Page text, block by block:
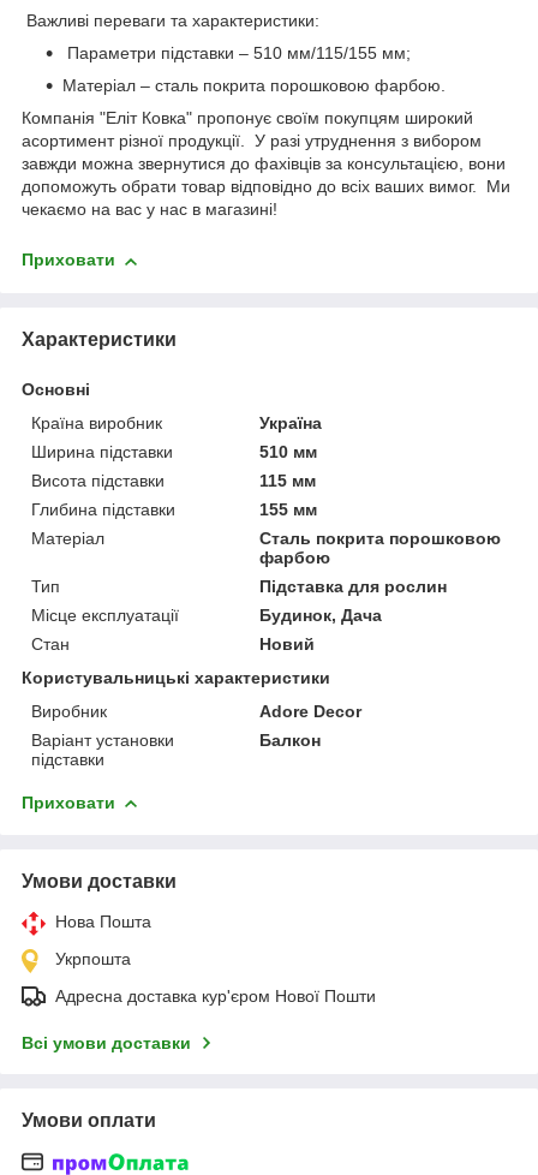
Важливі переваги та характеристики:
Параметри підставки – 510 мм/115/155 мм;
Матеріал – сталь покрита порошковою фарбою.
Компанія "Еліт Ковка" пропонує своїм покупцям широкий
асортимент різної продукції. У разі утруднення з вибором
завжди можна звернутися до фахівців за консультацією, вони
допоможуть обрати товар відповідно до всіх ваших вимог. Ми
чекаємо на вас у нас в магазині!
Приховати
Характеристики
Основні
Країна виробник
Україна
Ширина підставки
510 мм
Висота підставки
115 мм
Глибина підставки
155 мм
Матеріал
Сталь покрита порошковою
фарбою
Тип
Підставка для рослин
Місце експлуатації
Будинок, Дача
Стан
Новий
Користувальницькі характеристики
Виробник
Adore Decor
Варіант установки
підставки
Балкон
Приховати
Умови доставки
Нова Пошта
Укрпошта
Адресна доставка кур'єром Нової Пошти
Всі умови доставки
Умови оплати